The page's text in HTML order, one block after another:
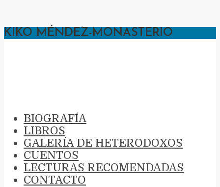
KIKO MÉNDEZ-MONASTERIO
BIOGRAFÍA
LIBROS
GALERÍA DE HETERODOXOS
CUENTOS
LECTURAS RECOMENDADAS
CONTACTO